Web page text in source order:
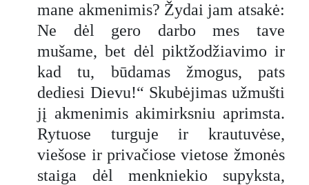
mane akmenimis? Žydai jam atsakė:
Ne dėl gero darbo mes tave
mušame, bet dėl piktžodžiavimo ir
kad tu, būdamas žmogus, pats
dediesi Dievu!“ Skubėjimas užmušti
jį akmenimis akimirksniu aprimsta.
Rytuose turguje ir krautuvėse,
viešose ir privačiose vietose žmonės
staiga dėl menkniekio supyksta,